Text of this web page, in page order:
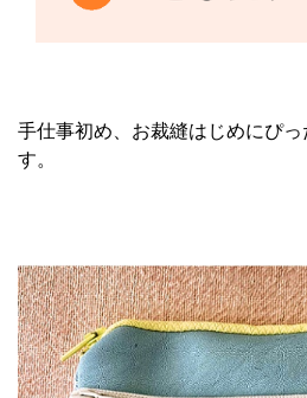
手仕事初め、お裁縫はじめにぴ
す。